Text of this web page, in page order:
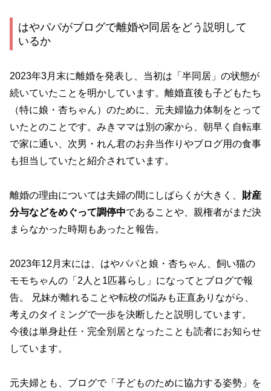
はやパパがブログで離婚や同居をどう説明して
いるか
2023年3月末に離婚を発表し、当初は「半同居」の状態が
続いていたことを明かしています。離婚直後も子どもたち
（特に娘・杏ちゃん）のために、元夫婦協力体制をとって
いたとのことです。みきママは別の家から、朝早く自転車
で家に通い、次男・れん君のお弁当作りやブログ用の食事
も担当していたと紹介されています。
離婚の理由については夫婦の間にしばらくが大きく、 財産
分与などをめぐって調停中であることや、親権者がまだ決
まらなかった時期もあったと報告。
2023年12月末には、はやパパと娘・杏ちゃん、飼い猫の
モモちゃんの「2人と1匹暮らし」になってとブログで報
告。 兄妹が離れることや転校の悩みも正直ありながら、
考えのタイミングで一歩を決断したと説明しています。
今後は単身赴任・完全別居となったことも読者にお知らせ
しています。
元夫婦とも、ブログで「子どものために協力する姿勢」を